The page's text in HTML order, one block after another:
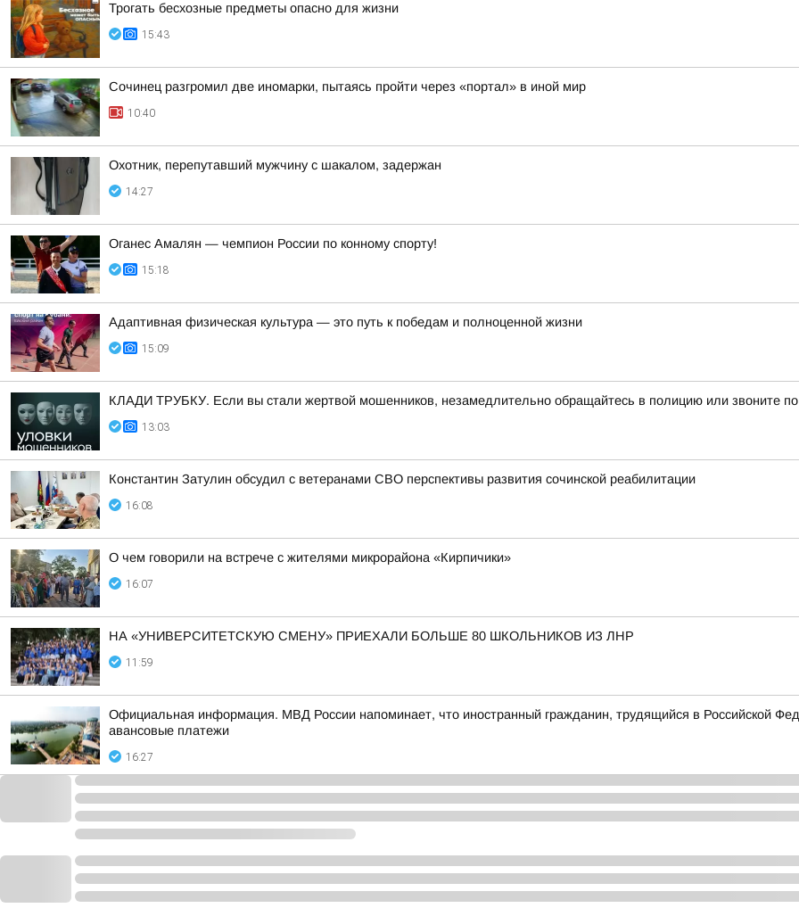
Трогать бесхозные предметы опасно для жизни
15:43
Сочинец разгромил две иномарки, пытаясь пройти через «портал» в иной мир
10:40
Охотник, перепутавший мужчину с шакалом, задержан
14:27
Оганес Амалян — чемпион России по конному спорту!
15:18
Адаптивная физическая культура — это путь к победам и полноценной жизни
15:09
КЛАДИ ТРУБКУ. Если вы стали жертвой мошенников, незамедлительно обращайтесь в полицию или звоните
13:03
Константин Затулин обсудил с ветеранами СВО перспективы развития сочинской реабилитации
16:08
О чем говорили на встрече с жителями микрорайона «Кирпичики»
16:07
НА «УНИВЕРСИТЕТСКУЮ СМЕНУ» ПРИЕХАЛИ БОЛЬШЕ 80 ШКОЛЬНИКОВ ИЗ ЛНР
11:59
Официальная информация. МВД России напоминает, что иностранный гражданин, трудящийся в Российской
авансовые платежи
16:27